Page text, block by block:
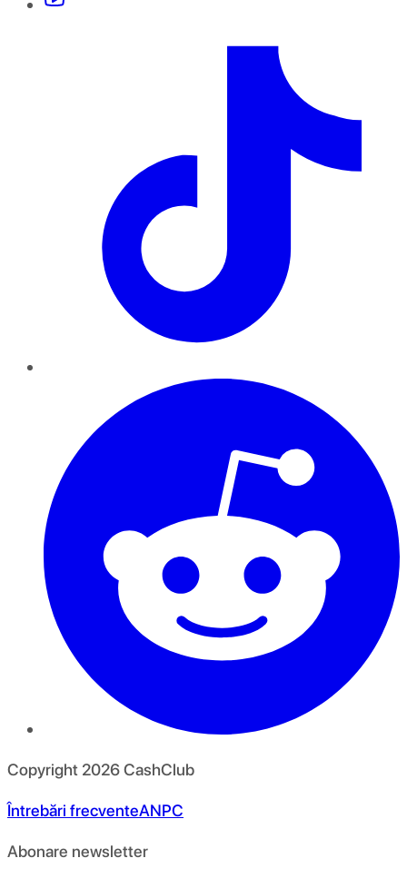
Copyright 2026CashClub
Întrebări frecventeANPC
Abonare newsletter